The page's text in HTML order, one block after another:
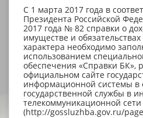
С 1 марта 2017 года в
Президента Российской
2017 года № 82 справки о
имуществе и
характера необходимо
использованием
обеспечения «Справки БК»,
официальном сайте
информационной системы в
государственной службы в
телекоммуникационной
(http://gossluzhba.gov.ru/